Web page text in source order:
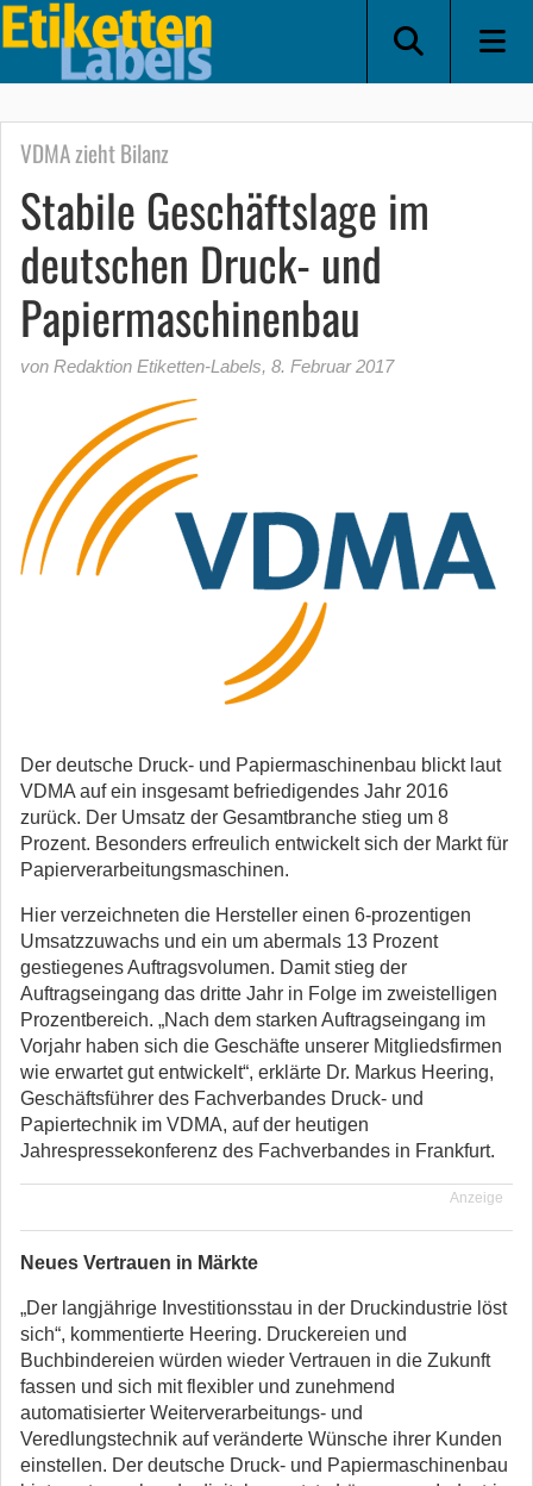
VDMA zieht Bilanz
Stabile Geschäftslage im
deutschen Druck- und
Papiermaschinenbau
von Redaktion Etiketten-Labels, 8. Februar 2017
Der deutsche Druck- und Papiermaschinenbau blickt laut
VDMA auf ein insgesamt befriedigendes Jahr 2016
zurück. Der Umsatz der Gesamtbranche stieg um 8
Prozent. Besonders erfreulich entwickelt sich der Markt für
Papierverarbeitungsmaschinen.
Hier verzeichneten die Hersteller einen 6-prozentigen
Umsatzzuwachs und ein um abermals 13 Prozent
gestiegenes Auftragsvolumen. Damit stieg der
Auftragseingang das dritte Jahr in Folge im zweistelligen
Prozentbereich. „Nach dem starken Auftragseingang im
Vorjahr haben sich die Geschäfte unserer Mitgliedsfirmen
wie erwartet gut entwickelt“, erklärte Dr. Markus Heering,
Geschäftsführer des Fachverbandes Druck- und
Papiertechnik im VDMA, auf der heutigen
Jahrespressekonferenz des Fachverbandes in Frankfurt.
Anzeige
Neues Vertrauen in Märkte
„Der langjährige Investitionsstau in der Druckindustrie löst
sich“, kommentierte Heering. Druckereien und
Buchbindereien würden wieder Vertrauen in die Zukunft
fassen und sich mit flexibler und zunehmend
automatisierter Weiterverarbeitungs- und
Veredlungstechnik auf veränderte Wünsche ihrer Kunden
einstellen. Der deutsche Druck- und Papiermaschinenbau